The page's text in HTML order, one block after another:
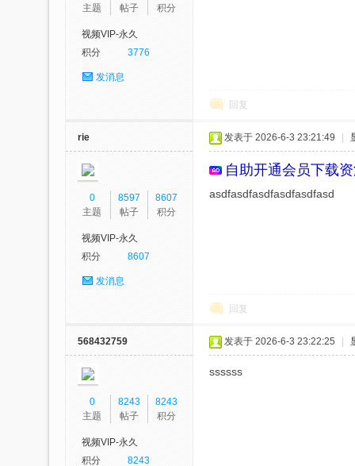
主题
帖子
积分
视频VIP-永久
积分
3776
发消息
回复
rie
0
主题
8597
帖子
8607
积分
视频VIP-永久
积分
8607
发消息
发表于 2026-6-3 23:21:49
自助开通会员下载
asdfasdfasdfasdfasdfasd
回复
568432759
0
主题
8243
帖子
8243
积分
视频VIP-永久
积分
8243
发表于 2026-6-3 23:22:25
ssssss